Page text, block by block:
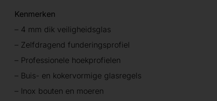
Kenmerken
– 4 mm dik veiligheidsglas
– Zelfdragend funderingsprofiel
– Professionele hoekprofielen
– Buis- en kokervormige glasregels
– Inox bouten en moeren